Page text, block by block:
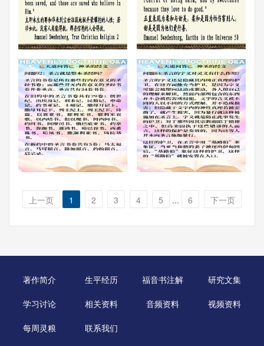
上一页 1 2 3 4 5 ... 6 下一页
著作简介 生平经历 福音书注解 研究文集
学习讨论 相关资料 音频资料 视频资料
每周灵粮 联系我们